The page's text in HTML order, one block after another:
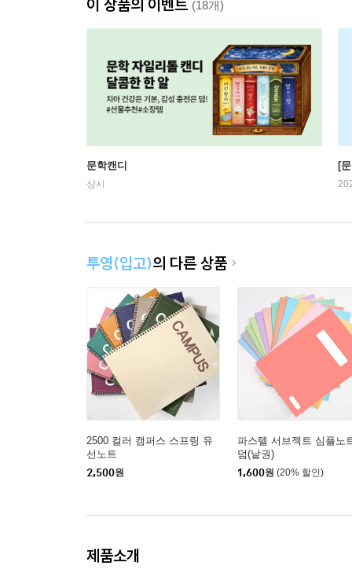
이 상품의 이벤트 (18개)
문학캔디
상시
[
투영(입고)의 다른 상품
2500 컬러 캠퍼스 스프링 유
선노트
2,500원
파스텔 서브젝트 심플노
덤(낱권)
1,600원 (20% 할인)
제품소개